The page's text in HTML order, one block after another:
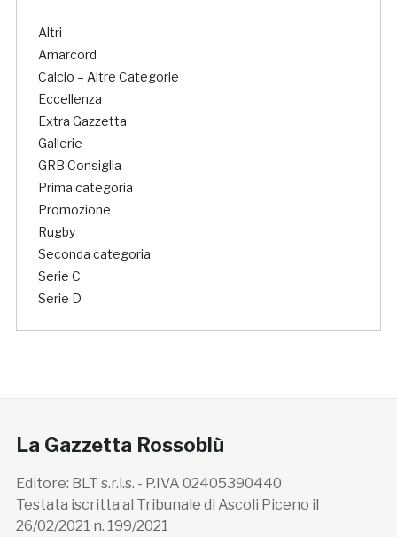
Altri
Amarcord
Calcio – Altre Categorie
Eccellenza
Extra Gazzetta
Gallerie
GRB Consiglia
Prima categoria
Promozione
Rugby
Seconda categoria
Serie C
Serie D
La Gazzetta Rossoblù
Editore: BLT s.r.l.s. - P.IVA 02405390440
Testata iscritta al Tribunale di Ascoli Piceno il
26/02/2021 n. 199/2021